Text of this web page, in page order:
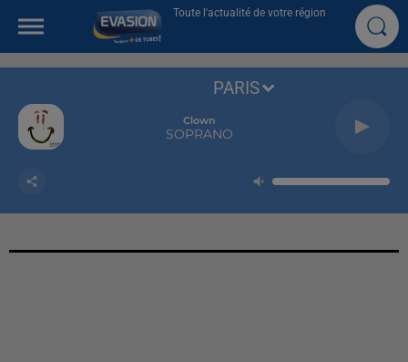
Toute l'actualité de votre région
Clown
SOPRANO
PARIS